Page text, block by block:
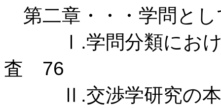
第二章・・・学問と
Ⅰ.学問分類における
査 76
Ⅱ.交渉学研究の